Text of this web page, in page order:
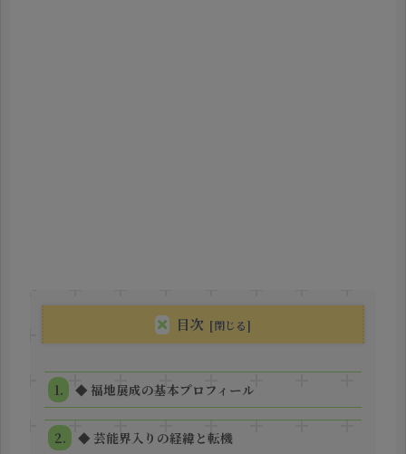
目次
◆ 福地展成の基本プロフィール
◆ 芸能界入りの経緯と転機